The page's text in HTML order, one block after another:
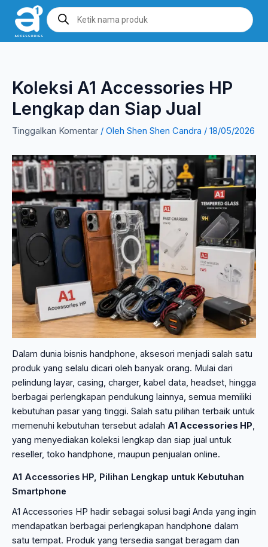
Lewati
konten
Products
search
Koleksi A1 Accessories HP
Lengkap dan Siap Jual
Tinggalkan Komentar / Oleh Shen Shen Candra / 18/05/2026
Dalam dunia bisnis handphone, aksesori menjadi salah satu
produk yang selalu dicari oleh banyak orang. Mulai dari
pelindung layar, casing, charger, kabel data, headset, hingga
berbagai perlengkapan pendukung lainnya, semua memiliki
kebutuhan pasar yang tinggi. Salah satu pilihan terbaik untuk
memenuhi kebutuhan tersebut adalah A1 Accessories HP
yang menyediakan koleksi lengkap dan siap jual untuk
reseller, toko handphone, maupun penjualan online.
A1 Accessories HP, Pilihan Lengkap untuk Kebutuhan
Smartphone
A1 Accessories HP hadir sebagai solusi bagi Anda yang ingin
mendapatkan berbagai perlengkapan handphone dalam
satu tempat. Produk yang tersedia sangat beragam dan